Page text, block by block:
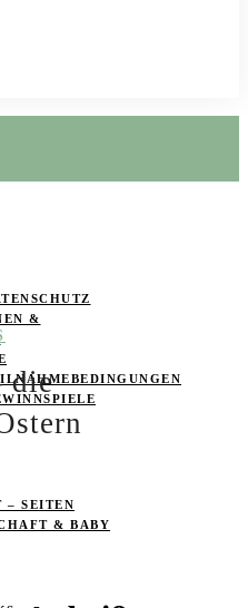
&
– SEITEN
& BABY
die